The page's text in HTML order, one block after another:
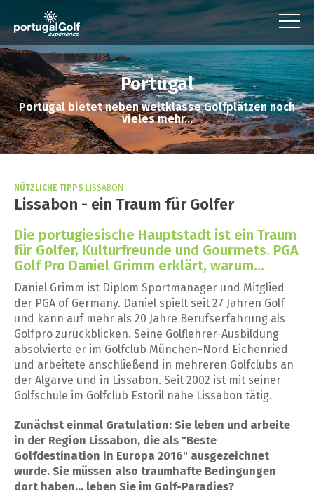
Portugal
Portugal bietet neben weltklasse Golfplätzen noch
vieles mehr...
NÜTZLICHE TIPPS LISSABON
Lissabon - ein Traum für Golfer
Die portugiesische Hauptstadt ist ein Traum
für Golfer, Kulturfreunde und Gourmets. PGA
Golf Pro Daniel Grimm erklärt, warum...
Daniel Grimm ist Diplom Sportmanager und Mitglied
der PGA of Germany. Daniel spielt seit 27 Jahren Golf
und kann auf mehr als 20 Jahre Berufserfahrung als
Golfpro zurückblicken. Seine Golflehrer-Ausbildung
absolvierte er im Golfclub München-Nord Eichenried
und arbeitete anschließend in mehreren Golfclubs an
der Algarve und in Lissabon. Seit 2002 ist mit seiner
Golfschule im Golfclub Estoril nahe Lissabon tätig.
Zunächst einmal Gratulation: Sie leben und arbeite
in der Region Lissabon, die als "Beste
Golfdestination in Europa 2016" ausgezeichnet
wurde. Sie müssen also traumhafte Bedingungen
dort haben... leben Sie im Golf-Paradies?